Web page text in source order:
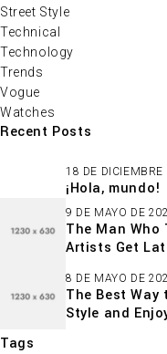
Street Style
Technical
Technology
Trends
Vogue
Watches
Recent Posts
18 DE DICIEMBRE
¡Hola, mundo!
9 DE MAYO DE
The Man
Artists Get
8 DE MAYO DE
The Best Way
Style and
Tags